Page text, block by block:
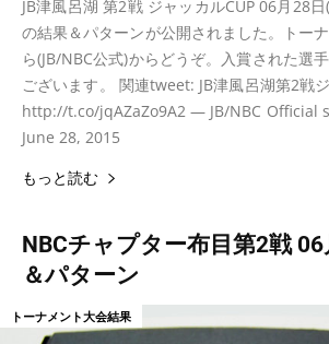
JB津風呂湖 第2戦 ジャッカルCUP 06月28
の結果＆パターンが公開されました。トー
ら(JB/NBC公式)からどうぞ。入賞された選
ございます。 関連tweet: JB津風呂湖第2戦
http://t.co/jqAZaZo9A2 — JB/NBC Official
June 28, 2015
もっと読む
NBCチャプター布目第2戦
＆パターン
トーナメント大会結果